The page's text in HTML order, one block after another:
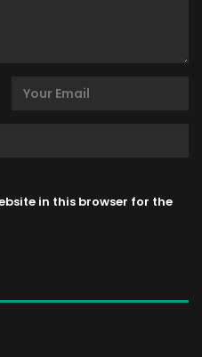
in this browser for the